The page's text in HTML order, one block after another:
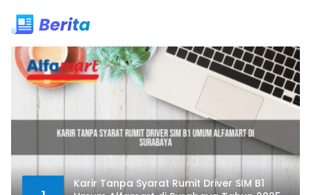
Karir Tanpa Syarat Rumit Driver SIM B1